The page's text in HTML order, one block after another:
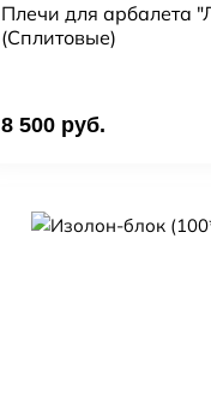
Плечи для арбалета
(Сплитовые)
8 500 руб.